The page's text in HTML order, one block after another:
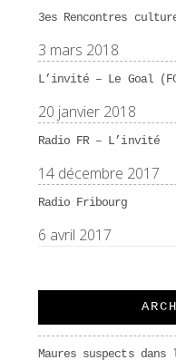
3es Rencontres
3 mars 2018
L’invité – Le Goal
20 janvier 2018
Radio FR – L’invité
14 décembre 2017
Radio Fribourg
6 avril 2017
Maures suspects dans